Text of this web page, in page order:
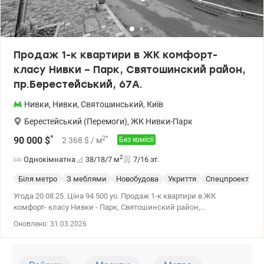
Продаж 1-к квартири в ЖК комфорт-
класу Нивки – Парк, Святошинский район,
пр.Берестейський, 67А.
Нивки, Нивки, Святошинський, Київ
Берестейський (Перемоги), ЖК Нивки-Парк
90 000 $* 2 368 $ / м2* Без комісії
Однокімнатна 38/18/7 м2 7/16 эт.
Біля метро З меблями Новобудова Укриття Спецпроект
Угода 20.08.25. Ціна 94 500 уо. Продаж 1-к квартири в ЖК
комфорт- класу Нивки - Парк, Святошинский район,
Оновлено: 31.03.2026